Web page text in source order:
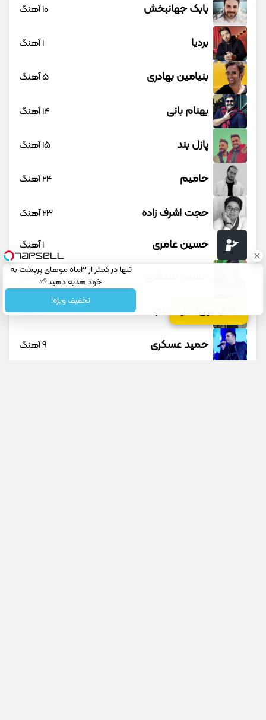
کانال موزیک تار
بابک جهانبخش 10 آهنگ
بردیا 1 آهنگ
بنیامین بهادری 5 آهنگ
بهنام بانی 14 آهنگ
پازل بند 15 آهنگ
حامیم 24 آهنگ
حجت اشرف زاده 23 آهنگ
حسین عامری 1 آهنگ
12 آهنگ
حمید حسام 1 آهنگ
حمید عسکری 9 آهنگ
تنها در کمتر از 3ماه موهای پرپشت به
خود هدیه دهید🌱
شامپوجلبک40%تخفیفتخفیف ویژه!